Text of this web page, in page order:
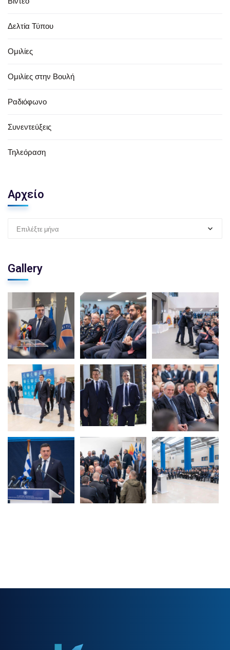
Δελτία Τύπου
Ομιλίες
Ομιλίες στην Βουλή
Ραδιόφωνο
Συνεντεύξεις
Τηλεόραση
Αρχείο
Επιλέξτε μήνα
Gallery